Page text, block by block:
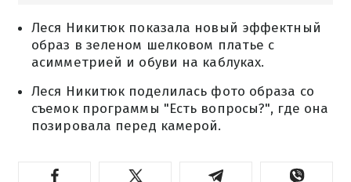
Леся Никитюк показала новый эффектный
образ в зеленом шелковом платье с
асимметрией и обуви на каблуках.
Леся Никитюк поделилась фото образа со
съемок программы "Есть вопросы?", где она
позировала перед камерой.